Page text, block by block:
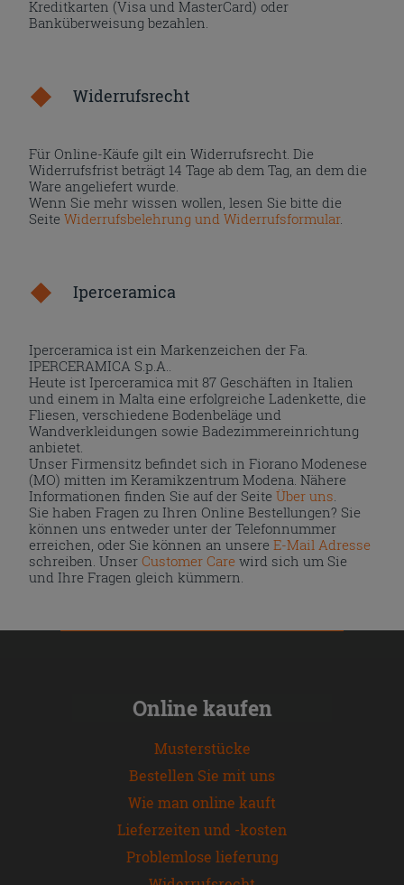
Kreditkarten (Visa und MasterCard) oder
Banküberweisung bezahlen.
Widerrufsrecht
Für Online-Käufe gilt ein Widerrufsrecht. Die
Widerrufsfrist beträgt 14 Tage ab dem Tag, an dem die
Ware angeliefert wurde.
Wenn Sie mehr wissen wollen, lesen Sie bitte die
SeiteWiderrufsbelehrung und Widerrufsformular.
Iperceramica
Iperceramica ist ein Markenzeichen der Fa.
IPERCERAMICA S.p.A..
Heute ist Iperceramica mit 87 Geschäften in Italien
und einem in Malta eine erfolgreiche Ladenkette, die
Fliesen, verschiedene Bodenbeläge und
Wandverkleidungen sowie Badezimmereinrichtung
anbietet.
Unser Firmensitz befindet sich in Fiorano Modenese
(MO) mitten im Keramikzentrum Modena. Nähere
Informationen finden Sie auf der Seite Über uns
Sie haben Fragen zu Ihren Online Bestellungen? Sie
können uns entweder unter der Telefonnummer
erreichen, oder Sie können an unsereE-Mail Adresse
schreiben. UnserCustomer Care wird sich um Sie
und Ihre Fragen gleich kümmern.
Online kaufen
Musterstücke
Bestellen Sie mit uns
Wie man online kauft
Lieferzeiten und -kosten
Problemlose lieferung